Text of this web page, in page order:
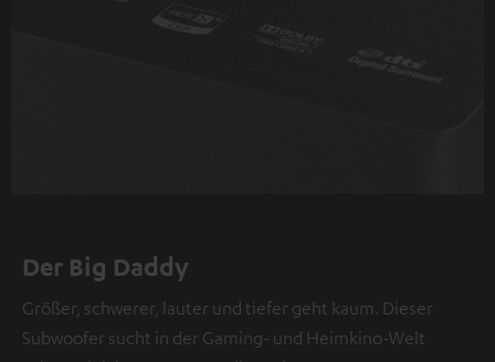
Der Big Daddy
Größer, schwerer, lauter und tiefer geht kaum. Dieser
Subwoofer sucht in der Gaming- und Heimkino-Welt